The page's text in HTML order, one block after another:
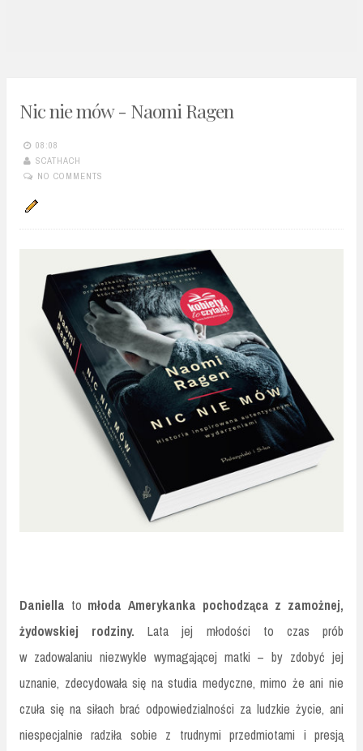
Nic nie mów - Naomi Ragen
08:08
SCATHACH
NO COMMENTS
Daniella to młoda Amerykanka pochodząca z zamożnej,
żydowskiej rodziny. Lata jej młodości to czas prób
w zadowalaniu niezwykle wymagającej matki – by zdobyć jej
uznanie, zdecydowała się na studia medyczne, mimo że ani nie
czuła się na siłach brać odpowiedzialności za ludzkie życie, ani
niespecjalnie radziła sobie z trudnymi przedmiotami i presją